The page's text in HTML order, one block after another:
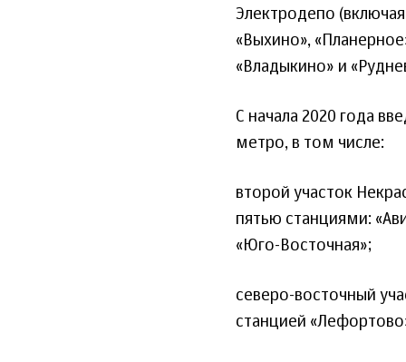
Электродепо
«Выхино»,
«Владыкино» и
С начала 2020 года
метро, в том числе:
второй участок
пятью станциями:
«Юго-Восточная»;
северо-восточный
станцией